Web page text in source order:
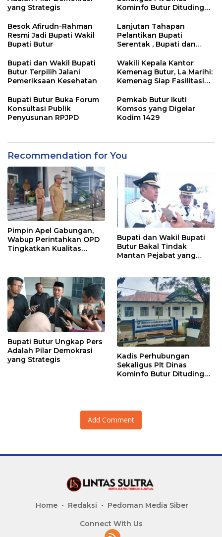
yang Strategis
Kominfo Butur Dituding
Anggaran
Besok Afirudn-Rahman
Resmi Jadi Bupati Wakil
Bupati Butur
Lanjutan Tahapan
Pelantikan Bupati
Serentak , Bupati dan
Gladi Kotor
Bupati dan Wakil Bupati
Butur Terpilih Jalani
Pemeriksaan Kesehatan
Wakili Kepala Kantor
Kemenag Butur, La Marihi:
Kemenag Siap Fasilitasi
Bupati Butur Buka Forum
Konsultasi Publik
Penyusunan RPJPD
Pemkab Butur Ikuti
Komsos yang Digelar
Kodim 1429
Recommendation for You
Pimpin Apel Gabungan,
Wabup Perintahkan OPD
Tingkatkan Kualitas
Bupati dan Wakil Bupati
Butur Bakal Tindak
Mantan Pejabat yang
Bupati Butur Ungkap Pers
Adalah Pilar Demokrasi
yang Strategis
Kadis Perhubungan
Sekaligus Plt Dinas
Kominfo Butur Dituding
Add Comment
Home Redaksi Pedoman Media Siber
Connect With Us